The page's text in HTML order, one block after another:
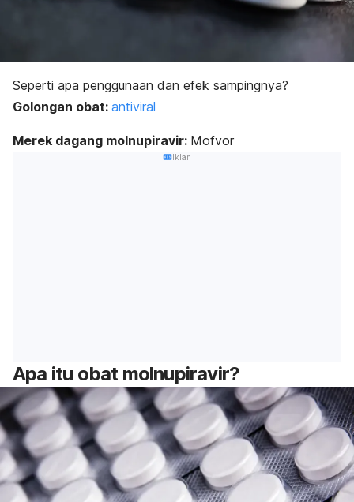
Seperti apa penggunaan dan efek sampingnya?
Golongan obat: antiviral
Merek dagang molnupiravir: Mofvor
Iklan
Apa itu obat molnupiravir?